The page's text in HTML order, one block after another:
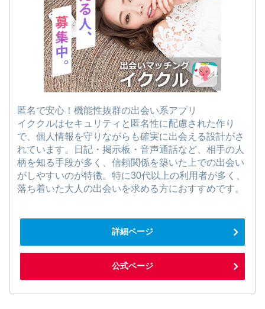
匿名で安心！機能性抜群の出会い系アプリ
イククルはセキュリティと匿名性に配慮された作り
で、個人情報を守りながらも確実に出会える設計がさ
れています。日記・掲示板・音声通話など、相手の人
柄を知る手段が多く、信頼関係を築いた上での出会い
がしやすいのが特徴。特に30代以上の利用者が多く、
落ち着いた大人の出会いを求める方におすすめです。
詳細ページ
公式ページ